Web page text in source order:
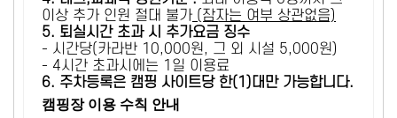
이상 추가 인원 절대 불가 (잠자는 여부 상관없음)
5. 퇴실시간 초과 시 추가요금 징수
- 시간당(카라반 10,000원, 그 외 시설 5,000원)
- 4시간 초과시에는 1일 이용료
6. 주차등록은 캠핑 사이트당 한(1)대만 가능합니다.
캠핑장 이용 수칙 안내